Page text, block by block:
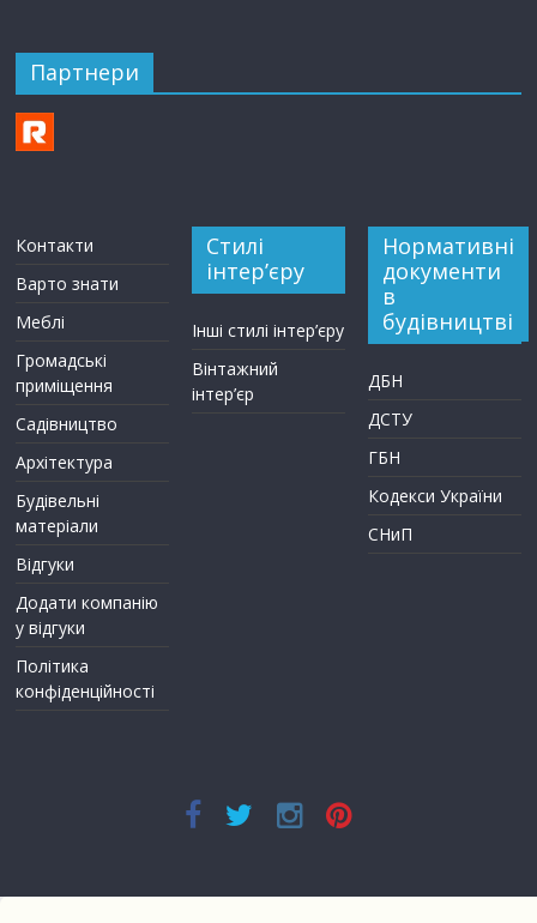
Партнери
Контакти
Варто знати
Меблі
Громадські
приміщення
Садівництво
Архітектура
Будівельні
матеріали
Відгуки
Додати компанію
у відгуки
Політика
конфіденційності
Стилі
інтер’єру
Інші стилі інтер’єру
Вінтажний
інтер’єр
Нормативні
документи
в
будівництві
ДБН
ДСТУ
ГБН
Кодекси України
СНиП